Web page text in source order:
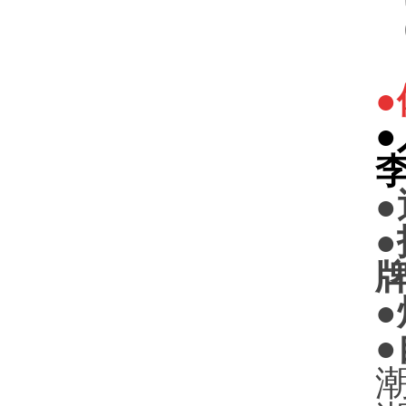
●
●
●
●
●
●